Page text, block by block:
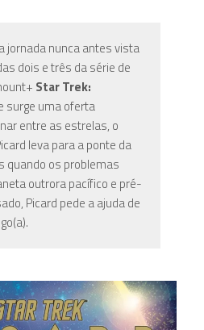
jornada nunca antes vista
dois e três da série de
Star Trek:
surge uma oferta
entre as estrelas, o
leva para a ponte da
quando os problemas
outrora pacífico e pré-
Picard pede a ajuda de